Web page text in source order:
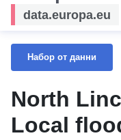
data.europa.eu
Набор от данни
North
Local